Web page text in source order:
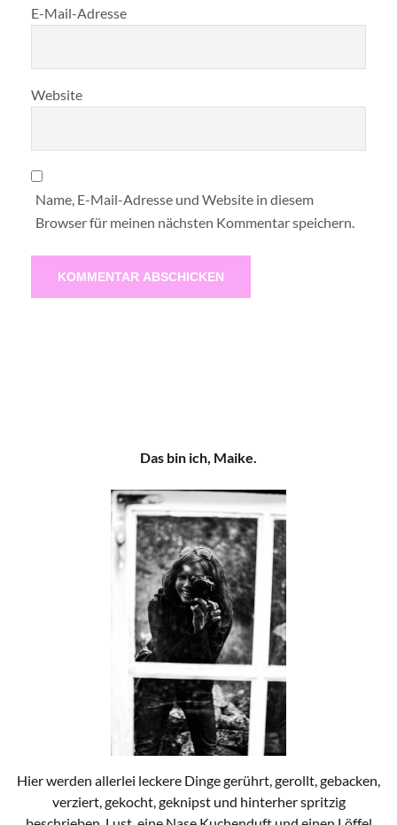
E-Mail-Adresse
Website
Name, E-Mail-Adresse und Website in diesem
Browser für meinen nächsten Kommentar speichern.
Das bin ich, Maike.
Hier werden allerlei leckere Dinge gerührt, gerollt, gebacken,
verziert, gekocht, geknipst und hinterher spritzig